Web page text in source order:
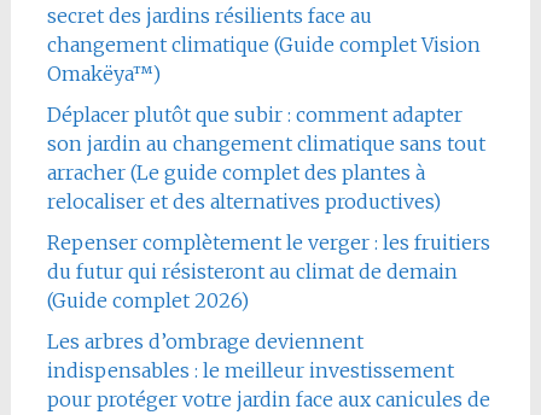
secret des jardins résilients face au
changement climatique (Guide complet Vision
Omakëya™)
Déplacer plutôt que subir : comment adapter
son jardin au changement climatique sans tout
arracher (Le guide complet des plantes à
relocaliser et des alternatives productives)
Repenser complètement le verger : les fruitiers
du futur qui résisteront au climat de demain
(Guide complet 2026)
Les arbres d’ombrage deviennent
indispensables : le meilleur investissement
pour protéger votre jardin face aux canicules de